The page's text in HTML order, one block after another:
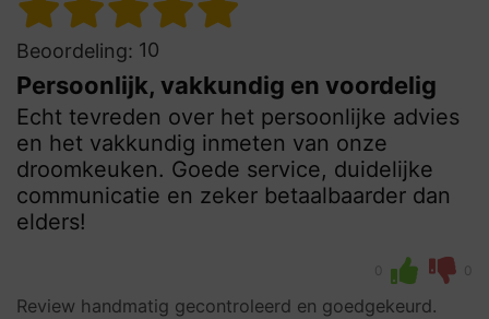
Beoordeling: 10
Persoonlijk, vakkundig en voordelig
Echt tevreden over het persoonlijke advies
en het vakkundig inmeten van onze
droomkeuken. Goede service, duidelijke
communicatie en zeker betaalbaarder dan
elders!
0 0
Review handmatig gecontroleerd en goedgekeurd.